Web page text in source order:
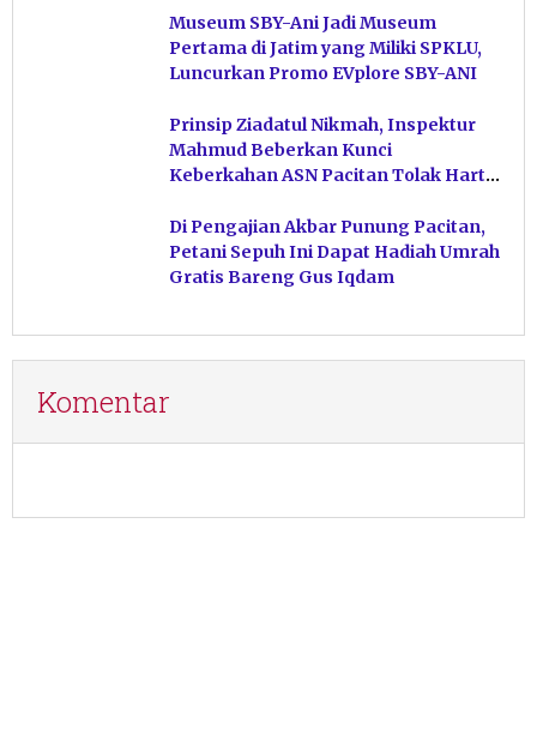
Museum SBY-Ani Jadi Museum
Pertama di Jatim yang Miliki SPKLU,
Luncurkan Promo EVplore SBY-ANI
Prinsip Ziadatul Nikmah, Inspektur
Mahmud Beberkan Kunci
Keberkahan ASN Pacitan Tolak Harta
Di Pengajian Akbar Punung Pacitan,
Petani Sepuh Ini Dapat Hadiah Umrah
Gratis Bareng Gus Iqdam
Komentar